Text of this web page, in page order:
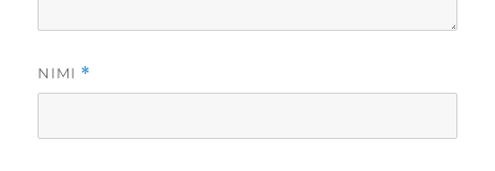
NIMI *